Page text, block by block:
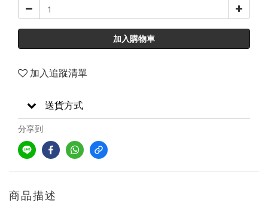
加入購物車
加入追蹤清單
送貨方式
分享到
商品描述